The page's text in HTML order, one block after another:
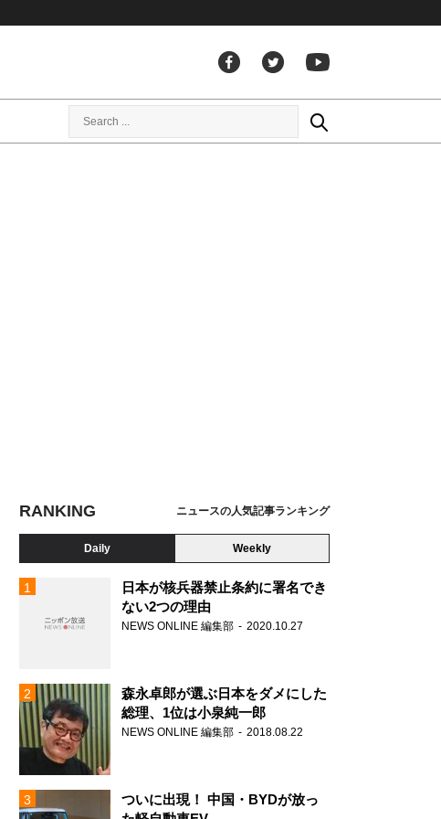
RANKING ニュースの人気記事ランキング
Daily Weekly
日本が核兵器禁止条約に署名でき
ない2つの理由
NEWS ONLINE 編集部 2020.10.27
森永卓郎が選ぶ日本をダメにした
総理、1位は小泉純一郎
NEWS ONLINE 編集部 2018.08.22
ついに出現！ 中国・BYDが放っ